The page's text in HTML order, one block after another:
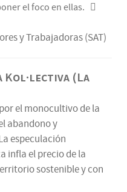
el foco en ellas.
y Trabajadoras (SAT)
(La
el monocultivo de la
abandono y
especulación
infla el precio de la
sostenible y con